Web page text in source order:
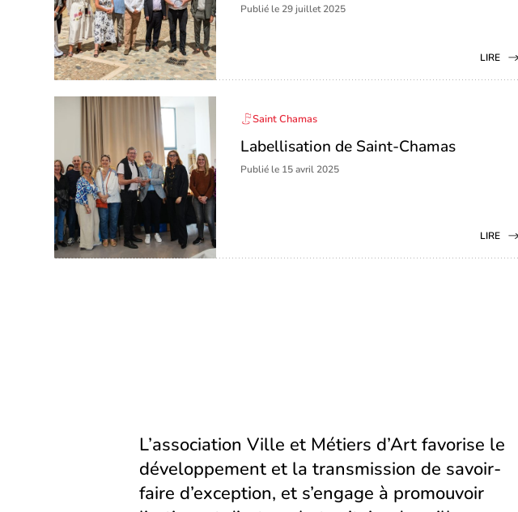
Publié le 29 juillet 2025
LIRE
Saint Chamas
Labellisation de Saint-Chamas
Publié le 15 avril 2025
LIRE
L’association Ville et Métiers d’Art favorise le
développement et la transmission de savoir-
faire d’exception, et s’engage à promouvoir